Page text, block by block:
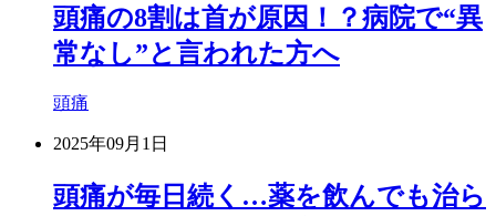
頭痛の8割は首が原因！？病院で“異
常なし”と言われた方へ
頭痛
2025年09月1日
頭痛が毎日続く…薬を飲んでも治ら